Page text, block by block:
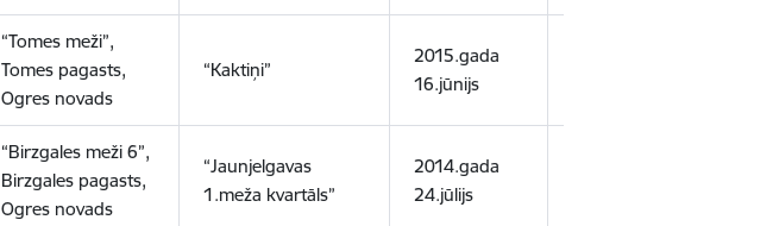
“Tomes meži”,
Tomes pagasts,
Ogres novads
“Kaktiņi”
2015.gada
16.jūnijs
“Birzgales meži 6”,
Birzgales pagasts,
Ogres novads
“Jaunjelgavas
1.meža kvartāls”
2014.gada
24.jūlijs